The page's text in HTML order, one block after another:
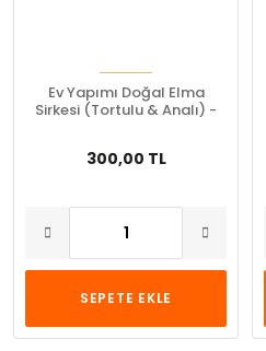
Ev Yapımı Doğal Elma
Sirkesi (Tortulu & Analı) -
300,00 TL
SEPETE EKLE